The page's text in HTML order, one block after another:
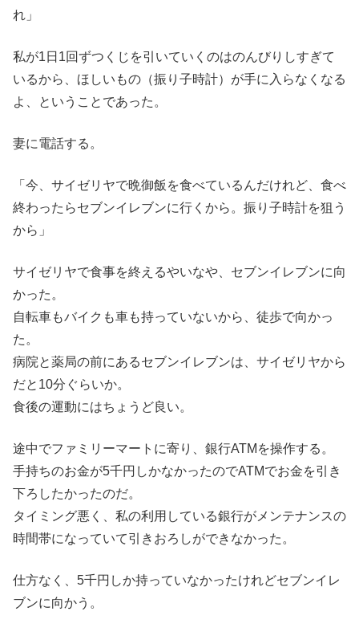
れ」
私が1日1回ずつくじを引いていくのはのんびりしすぎて
いるから、ほしいもの（振り子時計）が手に入らなくなる
よ、ということであった。
妻に電話する。
「今、サイゼリヤで晩御飯を食べているんだけれど、食べ
終わったらセブンイレブンに行くから。振り子時計を狙う
から」
サイゼリヤで食事を終えるやいなや、セブンイレブンに向
かった。
自転車もバイクも車も持っていないから、徒歩で向かっ
た。
病院と薬局の前にあるセブンイレブンは、サイゼリヤから
だと10分ぐらいか。
食後の運動にはちょうど良い。
途中でファミリーマートに寄り、銀行ATMを操作する。
手持ちのお金が5千円しかなかったのでATMでお金を引き
下ろしたかったのだ。
タイミング悪く、私の利用している銀行がメンテナンスの
時間帯になっていて引きおろしができなかった。
仕方なく、5千円しか持っていなかったけれどセブンイレ
ブンに向かう。